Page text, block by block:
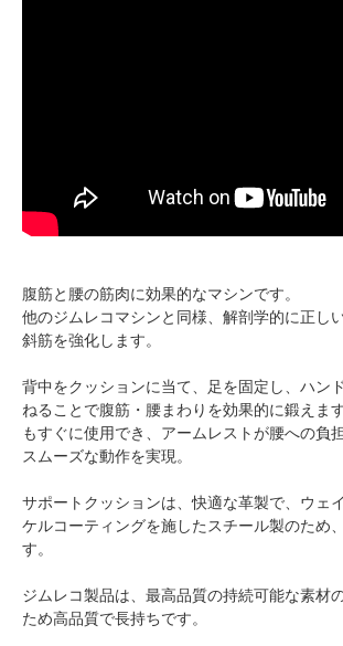
腹筋と腰の筋肉に効果的なマシンです。
他のジムレコマシンと同様、解剖学的に正し
斜筋を強化します。
背中をクッションに当て、足を固定し、ハン
ねることで腹筋・腰まわりを効果的に鍛えま
もすぐに使用でき、アームレストが腰への負
スムーズな動作を実現。
サポートクッションは、快適な革製で、ウェ
ケルコーティングを施したスチール製のため
す。
ジムレコ製品は、最高品質の持続可能な素材
ため高品質で長持ちです。